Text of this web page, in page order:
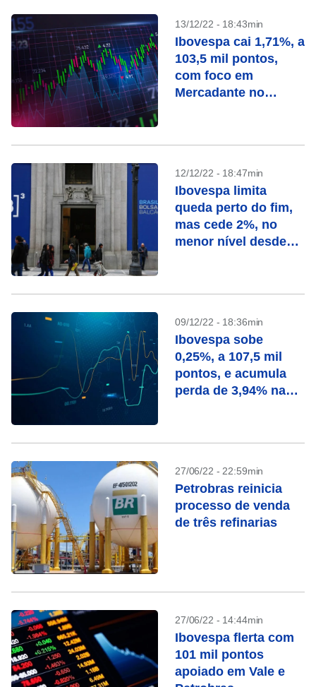
13/12/22 - 18:43min
Ibovespa cai 1,71%, a
103,5 mil pontos,
com foco em
Mercadante no
12/12/22 - 18:47min
Ibovespa limita
queda perto do fim,
mas cede 2%, no
menor nível desde
09/12/22 - 18:36min
Ibovespa sobe
0,25%, a 107,5 mil
pontos, e acumula
perda de 3,94% na
27/06/22 - 22:59min
Petrobras reinicia
processo de venda
de três refinarias
27/06/22 - 14:44min
Ibovespa flerta com
101 mil pontos
apoiado em Vale e